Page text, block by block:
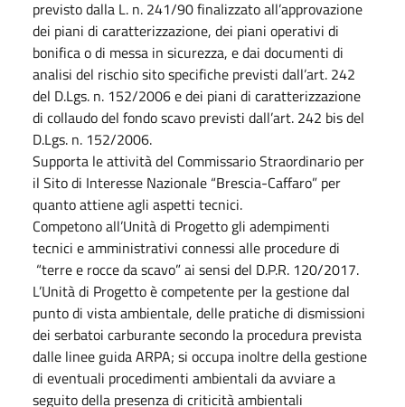
previsto dalla L. n. 241/90 finalizzato all’approvazione
dei piani di caratterizzazione, dei piani operativi di
bonifica o di messa in sicurezza, e dai documenti di
analisi del rischio sito specifiche previsti dall’art. 242
del D.Lgs. n. 152/2006 e dei piani di caratterizzazione
di collaudo del fondo scavo previsti dall’art. 242 bis del
D.Lgs. n. 152/2006.
Supporta le attività del Commissario Straordinario per
il Sito di Interesse Nazionale “Brescia-Caffaro” per
quanto attiene agli aspetti tecnici.
Competono all’Unità di Progetto gli adempimenti
tecnici e amministrativi connessi alle procedure di
“terre e rocce da scavo” ai sensi del D.P.R. 120/2017.
L’Unità di Progetto è competente per la gestione dal
punto di vista ambientale, delle pratiche di dismissioni
dei serbatoi carburante secondo la procedura prevista
dalle linee guida ARPA; si occupa inoltre della gestione
di eventuali procedimenti ambientali da avviare a
seguito della presenza di criticità ambientali